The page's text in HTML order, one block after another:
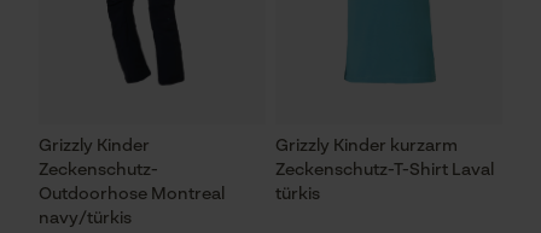
Grizzly Kinder
Zeckenschutz-
Outdoorhose Montreal
navy/türkis
Grizzly Kinder kurzarm
Zeckenschutz-T-Shirt Laval
türkis